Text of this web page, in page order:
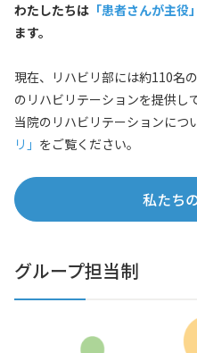
わたしたちは 「患者さんが主
ます。
現在、リハビリ部には約110名
のリハビリテーションを提供し
当院のリハビリテーションにつ
リ」 をご覧ください。
私たち
グループ担当制